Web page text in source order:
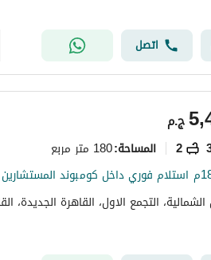
اتصل
ج.م
2 المساحة:180 متر مربع
التجمع الاول، القاهرة الجديدة،